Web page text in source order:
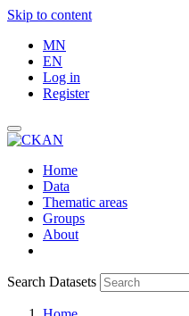
Skip to content
MN
EN
Log in
Register
Home
Data
Thematic areas
Groups
About
Search Datasets